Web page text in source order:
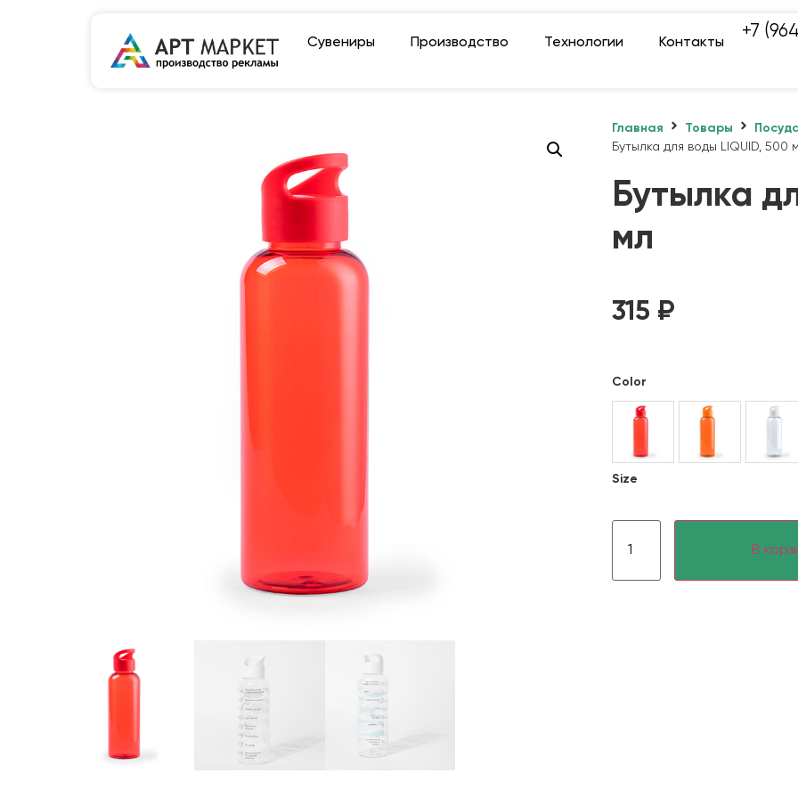
Сувениры Производство Технологии Контакты
+7
Главная Товары
Бутылка для воды LIQUID, 500
Бутылка
мл
315 ₽
Color
Size
В